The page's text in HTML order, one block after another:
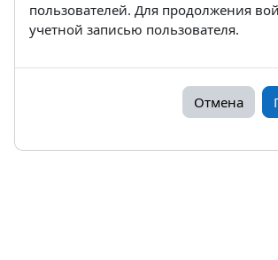
пользователей. Для продолжения
учетной записью пользователя.
Отмена